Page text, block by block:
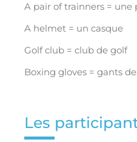
A pair of trainners = une
A helmet = un casque
Golf club = club de golf
Boxing gloves = gants
Les